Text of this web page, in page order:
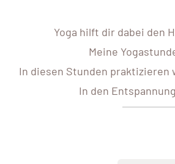
Yoga hilft dir dabei den
Meine
In diesen Stunden praktizieren
In den